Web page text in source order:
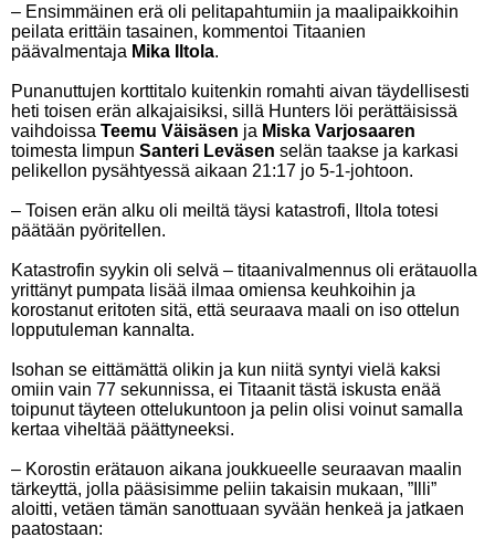
– Ensimmäinen erä oli pelitapahtumiin ja maalipaikkoihin
peilata erittäin tasainen, kommentoi Titaanien
päävalmentaja Mika Iltola.
Punanuttujen korttitalo kuitenkin romahti aivan täydellisesti
heti toisen erän alkajaisiksi, sillä Hunters löi perättäisissä
vaihdoissa Teemu Väisäsen ja Miska Varjosaaren
toimesta limpun Santeri Leväsen selän taakse ja karkasi
pelikellon pysähtyessä aikaan 21:17 jo 5-1-johtoon.
– Toisen erän alku oli meiltä täysi katastrofi, Iltola totesi
päätään pyöritellen.
Katastrofin syykin oli selvä – titaanivalmennus oli erätauolla
yrittänyt pumpata lisää ilmaa omiensa keuhkoihin ja
korostanut eritoten sitä, että seuraava maali on iso ottelun
lopputuleman kannalta.
Isohan se eittämättä olikin ja kun niitä syntyi vielä kaksi
omiin vain 77 sekunnissa, ei Titaanit tästä iskusta enää
toipunut täyteen ottelukuntoon ja pelin olisi voinut samalla
kertaa viheltää päättyneeksi.
– Korostin erätauon aikana joukkueelle seuraavan maalin
tärkeyttä, jolla pääsisimme peliin takaisin mukaan, ”Illi”
aloitti, vetäen tämän sanottuaan syvään henkeä ja jatkaen
paatostaan: